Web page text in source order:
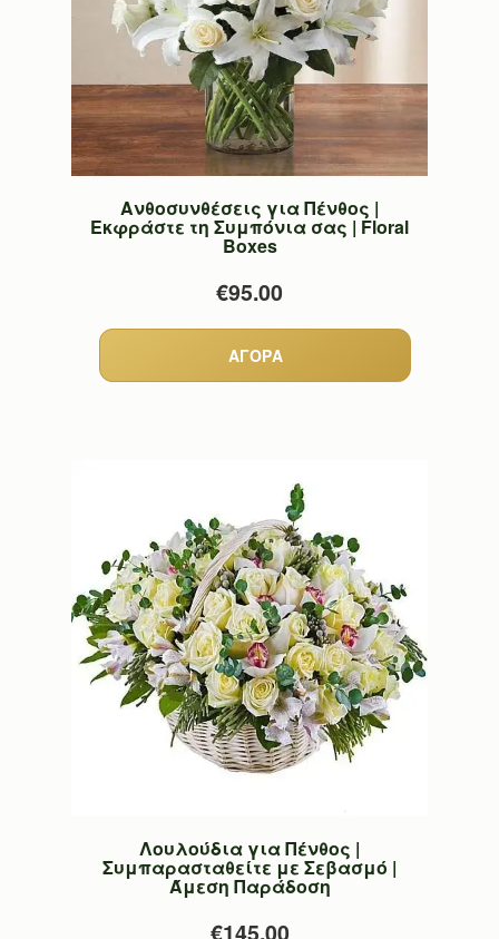
Ανθοσυνθέσεις για Πένθος |
Εκφράστε τη Συμπόνια σας | Floral
Boxes
€95.00
Λουλούδια για Πένθος |
Συμπαρασταθείτε με Σεβασμό |
Άμεση Παράδοση
€145.00